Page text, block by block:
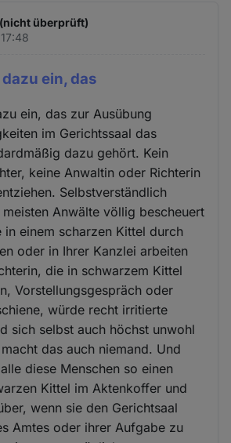
überprüft)
ein, das
ein, das zur Ausübung
im Gerichtssaal das
dazu gehört. Kein
keine Anwaltin oder Richterin
Selbstverständlich
Anwälte völlig bescheuert
in einem scharzen Kittel durch
oder in Ihrer Kanzlei arbeiten
die in schwarzem Kittel
Vorstellungsgespräch oder
würde recht irritierte
sich selbst auch höchst unwohl
das auch niemand. Und
diese Menschen so einen
Kittel im Aktenkoffer und
wenn sie den Gerichtsaal
Amtes oder ihrer Aufgabe zu